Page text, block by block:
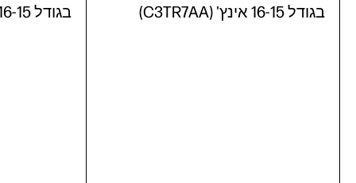
בגודל 16-15 אינץ' (C3TR6AA) בגודל 16-15 אינץ' (C3TR7AA)